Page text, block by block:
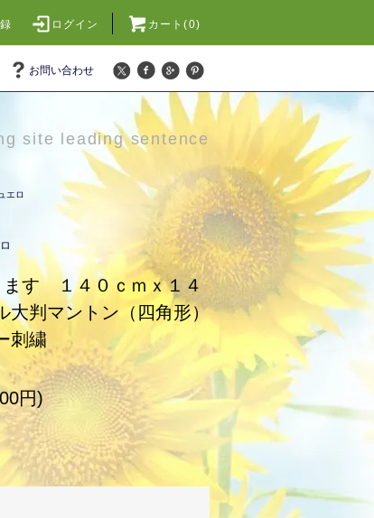
ログイン カート(0)
お問い合わせ
site leading sentence
エロ
す １４０ｃｍｘ１４
大判マントン（四角形）
刺繍
円)